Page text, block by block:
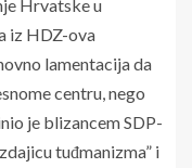
Hrvatske u
iz HDZ-ova
lamentacija da
centru, nego
je blizancem SDP-
tuđmanizma” i